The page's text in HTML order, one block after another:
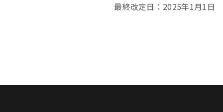
最終改定日：2025年1月1日